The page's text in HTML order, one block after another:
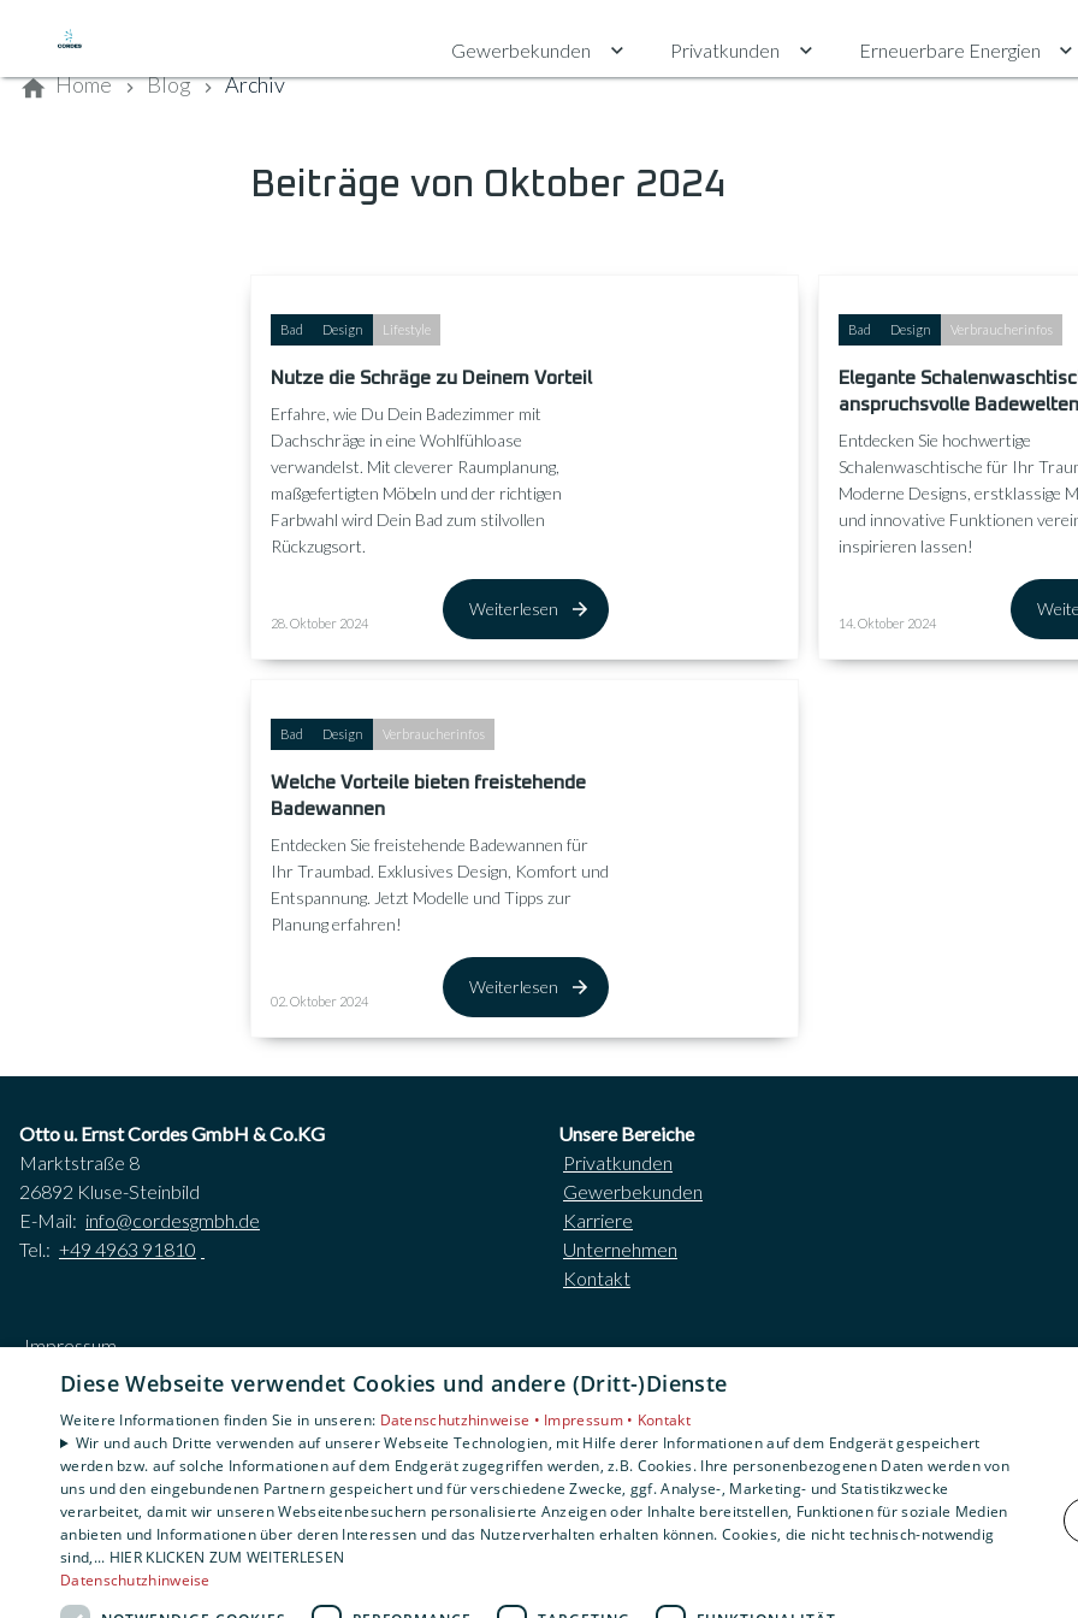
Gewerbekunden
Untermenü für Gewerbekunden umschalten
Privatkunden Untermenü für Privatkunden
Erneuerbare Energien
Home Blog Archiv
Beiträge von Oktober 2024
Bad Design Lifestyle
Nutze die Schräge zu Deinem Vorteil
Erfahre, wie Du Dein Badezimmer mit
Dachschräge in eine Wohlfühloase
verwandelst. Mit cleverer Raumplanung,
maßgefertigten Möbeln und der richtigen
Farbwahl wird Dein Bad zum stilvollen
Rückzugsort.
28. Oktober 2024
Weiterlesen
Bad Design Verbraucherinfos
Elegante
anspruchsvolle Badewelten
Entdecken Sie hochwertige
Schalenwaschtische für Ihr
Moderne Designs, erstklassige
und innovative Funktionen
inspirieren lassen!
14. Oktober 2024
Bad Design Verbraucherinfos
Welche Vorteile bieten freistehende
Badewannen
Entdecken Sie freistehende Badewannen für
Ihr Traumbad. Exklusives Design, Komfort und
Entspannung. Jetzt Modelle und Tipps zur
Planung erfahren!
02. Oktober 2024
Weiterlesen
Otto u. Ernst Cordes GmbH & Co.KG
Marktstraße 8
26892 Kluse-Steinbild
E-Mail: info@cordesgmbh.de
Tel.: +49 4963 91810
Unsere Bereiche
Privatkunden
Gewerbekunden
Karriere
Unternehmen
Kontakt
Impressum
Datenschutzerklärung
Barrierefreiheitserklärung
Diese Webseite verwendet Cookies und andere (Dritt-)Dienste
Weitere Informationen finden Sie in unseren: Datenschutzhinweise • Impressum • Kontakt
Wir und auch Dritte verwenden auf unserer Webseite Technologien, mit Hilfe derer Informationen auf dem Endgerät gespeichert
werden bzw. auf solche Informationen auf dem Endgerät zugegriffen werden, z.B. Cookies. Ihre personenbezogenen Daten werden von
uns und den eingebundenen Partnern gespeichert und für verschiedene Zwecke, ggf. Analyse-, Marketing- und Statistikzwecke
verarbeitet, damit wir unseren Webseitenbesuchern personalisierte Anzeigen oder Inhalte bereitstellen, Funktionen für soziale Medien
anbieten und Informationen über deren Interessen und das Nutzerverhalten erhalten können. Cookies, die nicht technisch-notwendig
sind,... HIER KLICKEN ZUM WEITERLESEN
Datenschutzhinweise